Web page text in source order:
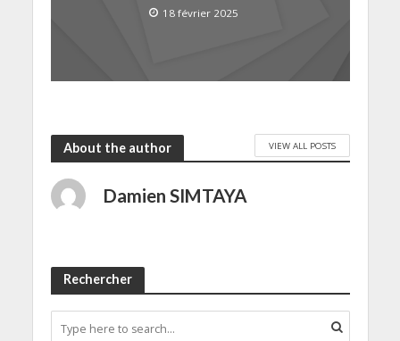
18 février 2025
About the author VIEW ALL POSTS
Damien SIMTAYA
Rechercher